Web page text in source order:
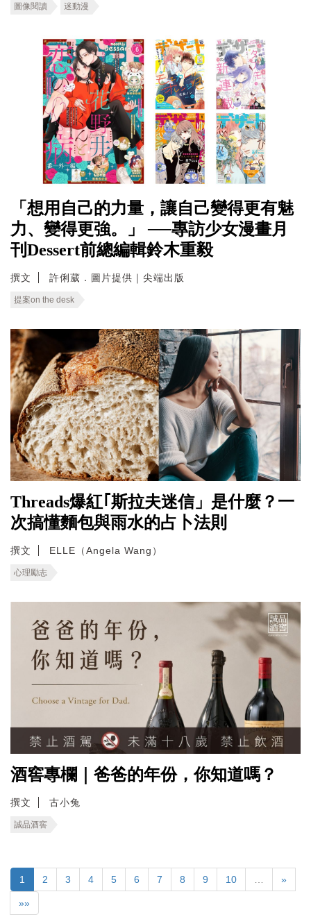
圖像閱讀 迷動漫
「想用自己的力量，讓自己變得更有魅
力、變得更強。」 ──專訪少女漫畫月
刊Dessert前總編輯鈴木重毅
撰文 許俐葳．圖片提供｜尖端出版
提案on the desk
Threads爆紅｢斯拉夫迷信」是什麼？一
次搞懂麵包與雨水的占卜法則
撰文 ELLE（Angela Wang）
心理勵志
酒窖專欄｜爸爸的年份，你知道嗎？
撰文 古小兔
誠品酒窖
1 2 3 4 5 6 7 8 9 10 »
»»